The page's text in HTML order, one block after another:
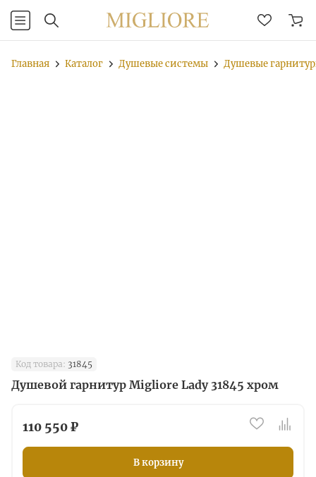
Главная Каталог Душевые системы Душевые
Код товара: 31845
Душевой гарнитур Migliore Lady 31845 хром
110 550 ₽
В корзину